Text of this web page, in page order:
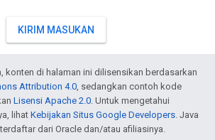
KIRIM MASUKAN
konten di halaman ini dilisensikan berdasarkan
Attribution 4.0, sedangkan contoh kode
Lisensi Apache 2.0. Untuk mengetahui
lihat Kebijakan Situs Google Developers. Java
dari Oracle dan/atau afiliasinya.